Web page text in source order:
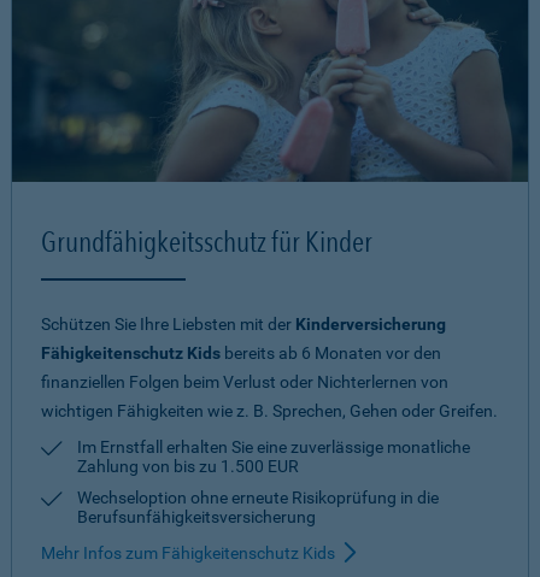
Grundfähigkeitsschutz für Kinder
Schützen Sie Ihre Liebsten mit der Kinderversicherung
Fähigkeitenschutz Kids bereits ab 6 Monaten vor den
finanziellen Folgen beim Verlust oder Nichterlernen von
wichtigen Fähigkeiten wie z. B. Sprechen, Gehen oder Greifen.
Im Ernstfall erhalten Sie eine zuverlässige monatliche
Zahlung von bis zu 1.500 EUR
Wechseloption ohne erneute Risiko­prüfung in die
Berufsunfähigkeitsversicherung
Mehr Infos zum Fähigkeitenschutz Kids